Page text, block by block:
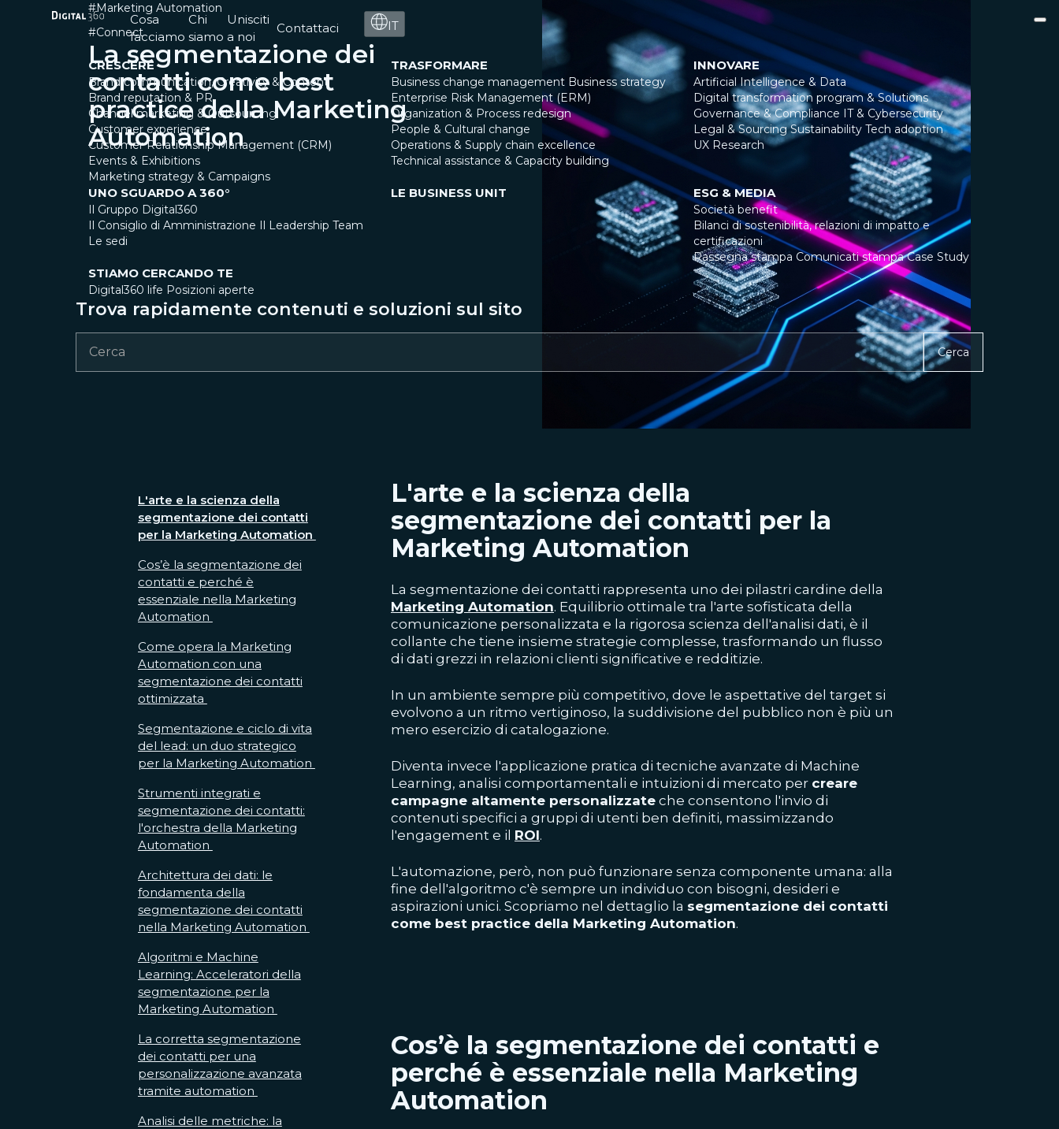
Cosa
facciamo
Chi
siamo
Unisciti
a noi
Contattaci IT
CRESCERE
Brand communication, Creativity & Content
Brand reputation & PR
Channel marketing & Outsourcing
Customer experience
Customer Relationship Management (CRM)
Events & Exhibitions
Marketing strategy & Campaigns
TRASFORMARE
Business change management Business strategy
Enterprise Risk Management (ERM)
Organization & Process redesign
People & Cultural change
Operations & Supply chain excellence
Technical assistance & Capacity building
INNOVARE
Artificial Intelligence & Data
Digital transformation program & Solutions
Governance & Compliance IT & Cybersecurity
Legal & Sourcing Sustainability Tech adoption
UX Research
UNO SGUARDO A 360°
Il Gruppo Digital360
Il Consiglio di Amministrazione Il Leadership Team
Le sedi
LE BUSINESS UNIT ESG & MEDIA
Società benefit
Bilanci di sostenibilità, relazioni di impatto e
certificazioni
Rassegna stampa Comunicati stampa Case Study
STIAMO CERCANDO TE
Digital360 life Posizioni aperte
Trova rapidamente contenuti e soluzioni sul sito
Cerca
#Marketing Automation
#Connect
La segmentazione dei
contatti come best
practice della Marketing
Automation
L'arte e la scienza della
segmentazione dei contatti
per la Marketing Automation
Cos’è la segmentazione dei
contatti e perché è
essenziale nella Marketing
Automation
Come opera la Marketing
Automation con una
segmentazione dei contatti
ottimizzata
Segmentazione e ciclo di vita
del lead: un duo strategico
per la Marketing Automation
Strumenti integrati e
segmentazione dei contatti:
l'orchestra della Marketing
Automation
Architettura dei dati: le
fondamenta della
segmentazione dei contatti
nella Marketing Automation
Algoritmi e Machine
Learning: Acceleratori della
segmentazione per la
Marketing Automation
La corretta segmentazione
dei contatti per una
personalizzazione avanzata
tramite automation
Analisi delle metriche: la
L'arte e la scienza della
segmentazione dei contatti per la
Marketing Automation
La segmentazione dei contatti rappresenta uno dei pilastri cardine della
Marketing Automation. Equilibrio ottimale tra l'arte sofisticata della
comunicazione personalizzata e la rigorosa scienza dell'analisi dati, è il
collante che tiene insieme strategie complesse, trasformando un flusso
di dati grezzi in relazioni clienti significative e redditizie.
In un ambiente sempre più competitivo, dove le aspettative del target si
evolvono a un ritmo vertiginoso, la suddivisione del pubblico non è più un
mero esercizio di catalogazione.
Diventa invece l'applicazione pratica di tecniche avanzate di Machine
Learning, analisi comportamentali e intuizioni di mercato per creare
campagne altamente personalizzate che consentono l'invio di
contenuti specifici a gruppi di utenti ben definiti, massimizzando
l'engagement e il ROI.
L'automazione, però, non può funzionare senza componente umana: alla
fine dell'algoritmo c'è sempre un individuo con bisogni, desideri e
aspirazioni unici. Scopriamo nel dettaglio la segmentazione dei contatti
come best practice della Marketing Automation.
Cos’è la segmentazione dei contatti e
perché è essenziale nella Marketing
Automation